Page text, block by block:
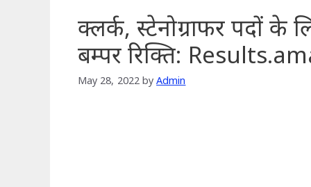
क्लर्क, स्टेनोग्राफर पदों के
बम्पर रिक्ति:
May 28, 2022 byAdmin